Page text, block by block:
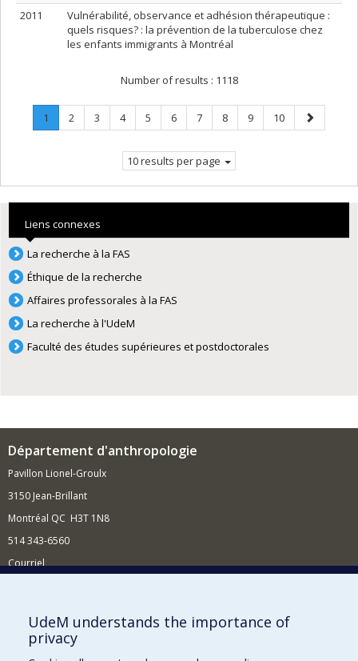
2011
Vulnérabilité, observance et adhésion thérapeutique :
quels risques? : la prévention de la tuberculose chez
les enfants immigrants à Montréal
Number of results : 1118
Page
1
Current
Page
2 Page
3 Page
4 Page
5 Page
6 Page
7 Page
8 Page
9 Page
10
Next
page
10 results per page
Liens connexes
La recherche à la FAS
Éthique de la recherche
Affaires professorales à la FAS
La recherche à l'UdeM
Faculté des études supérieures et postdoctorales
Département d'anthropologie
Pavillon Lionel-Groulx
3150 Jean-Brillant
Montréal QC H3T 1N8
514 343-6560
Courriel
Comment soutenir le Département?
BESOIN D'AIDE?
UdeM understands the importance of
privacy